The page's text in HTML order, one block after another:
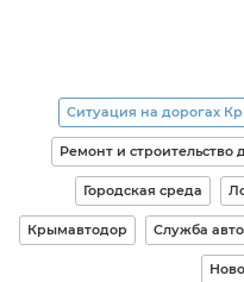
Ситуация на дорогах
Ремонт и строительство
Городская среда
Крымавтодор Служба